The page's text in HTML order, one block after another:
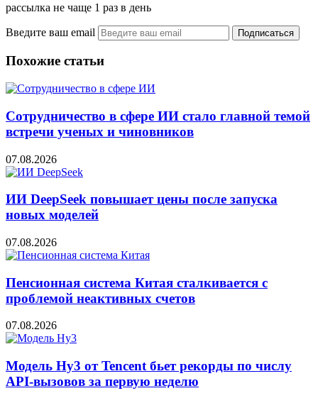
рассылка не чаще 1 раз в день
Введите ваш email
Похожие статьи
Сотрудничество в сфере ИИ стало главной темой
встречи ученых и чиновников
07.08.2026
ИИ DeepSeek повышает цены после запуска
новых моделей
07.08.2026
Пенсионная система Китая сталкивается с
проблемой неактивных счетов
07.08.2026
Модель Hy3 от Tencent бьет рекорды по числу
API-вызовов за первую неделю